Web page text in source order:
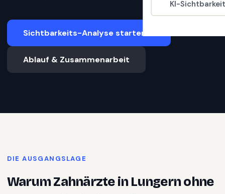
KI-
Sichtbarkeits-Analyse starten
Ablauf & Zusammenarbeit
DIE AUSGANGSLAGE
WarumZahnärzteinLungernohne